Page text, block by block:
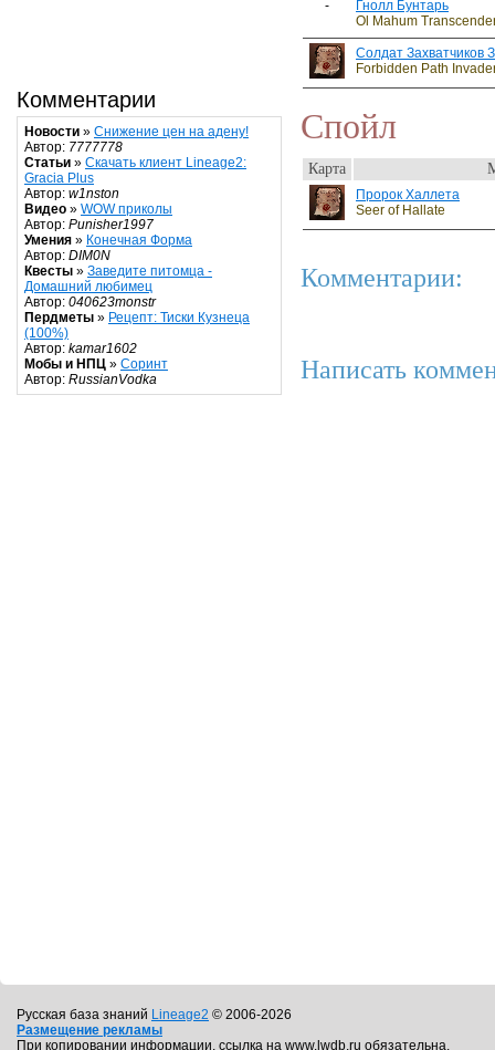
Комментарии
Новости » Снижение цен на адену!
Автор: 7777778
Статьи » Скачать клиент Lineage2:
Gracia Plus
Автор: w1nston
Видео » WOW приколы
Автор: Punisher1997
Умения » Конечная Форма
Автор: DIM0N
Квесты » Заведите питомца -
Домашний любимец
Автор: 040623monstr
Пердметы » Рецепт: Тиски Кузнеца
(100%)
Автор: kamar1602
Мобы и НПЦ » Соринт
Автор: RussianVodka
-
Гнолл Бунтарь
Ol Mahum
Солдат Захватчиков
Forbidden Path
Спойл
Карта
Пророк Халлета
Seer of Hallate
Комментарии:
Написать
Русская база знаний Lineage2 © 2006-2026
Размещение рекламы
При копировании информации, ссылка на www.lwdb.ru обязательна.